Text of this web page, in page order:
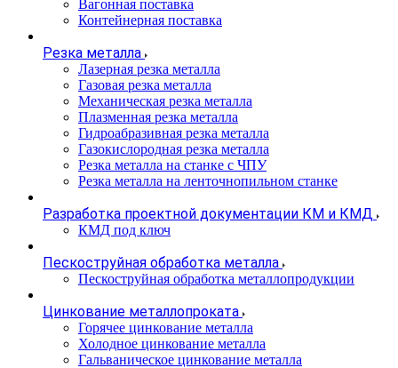
Вагонная поставка
Контейнерная поставка
Резка металла
Лазерная резка металла
Газовая резка металла
Механическая резка металла
Плазменная резка металла
Гидроабразивная резка металла
Газокислородная резка металла
Резка металла на станке с ЧПУ
Резка металла на ленточнопильном станке
Разработка проектной документации КМ и КМД
КМД под ключ
Пескоструйная обработка металла
Пескоструйная обработка металлопродукции
Цинкование металлопроката
Горячее цинкование металла
Холодное цинкование металла
Гальваническое цинкование металла